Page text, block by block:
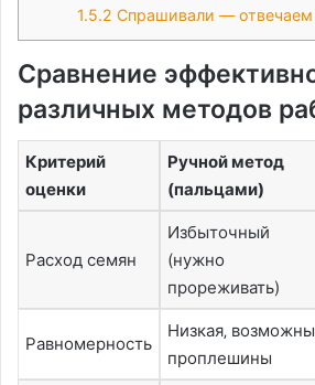
1.5.2 Спрашивали — отвечаем
Сравнение
различных методов
Критерий
оценки
Ручной метод
(пальцами)
Расход семян
Избыточный
(нужно
прореживать)
Равномерность
Низкая‚ возможны
проплешины